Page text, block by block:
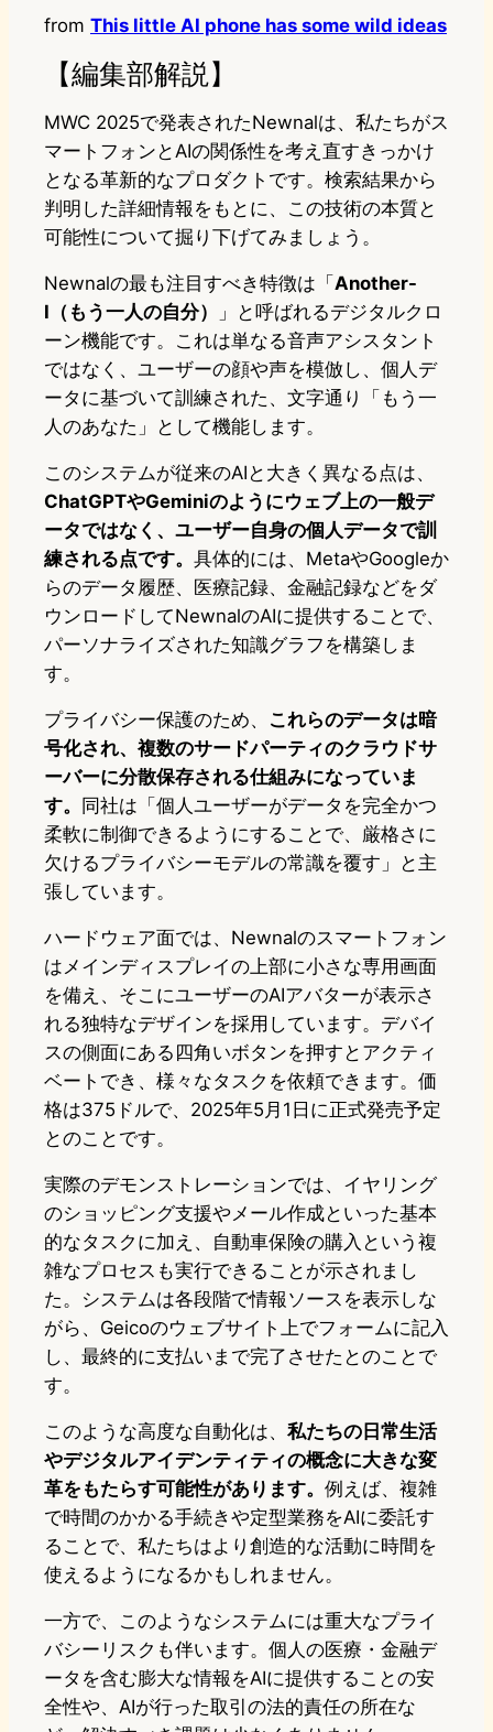
from This little AI phone has some wild ideas
【編集部解説】
MWC 2025で発表されたNewnalは、私たちがス
マートフォンとAIの関係性を考え直すきっかけ
となる革新的なプロダクトです。検索結果から
判明した詳細情報をもとに、この技術の本質と
可能性について掘り下げてみましょう。
Newnalの最も注目すべき特徴は「 Another-
I（もう一人の自分）
」と呼ばれるデジタルクロ
ーン機能です。これは単なる音声アシスタント
ではなく、ユーザーの顔や声を模倣し、個人デ
ータに基づいて訓練された、文字通り「もう一
人のあなた」として機能します。
このシステムが従来のAIと大きく異なる点は、
ChatGPTやGeminiのようにウェブ上の一般デ
ータではなく、ユーザー自身の個人データで訓
練される点です。 具体的には、MetaやGoogleか
らのデータ履歴、医療記録、金融記録などをダ
ウンロードしてNewnalのAIに提供することで、
パーソナライズされた知識グラフを構築しま
す。
プライバシー保護のため、 これらのデータは暗
号化され、複数のサードパーティのクラウドサ
ーバーに分散保存される仕組みになっていま
す。 同社は「個人ユーザーがデータを完全かつ
柔軟に制御できるようにすることで、厳格さに
欠けるプライバシーモデルの常識を覆す」と主
張しています。
ハードウェア面では、Newnalのスマートフォン
はメインディスプレイの上部に小さな専用画面
を備え、そこにユーザーのAIアバターが表示さ
れる独特なデザインを採用しています。デバイ
スの側面にある四角いボタンを押すとアクティ
ベートでき、様々なタスクを依頼できます。価
格は375ドルで、2025年5月1日に正式発売予定
とのことです。
実際のデモンストレーションでは、イヤリング
のショッピング支援やメール作成といった基本
的なタスクに加え、自動車保険の購入という複
雑なプロセスも実行できることが示されまし
た。システムは各段階で情報ソースを表示しな
がら、Geicoのウェブサイト上でフォームに記入
し、最終的に支払いまで完了させたとのことで
す。
このような高度な自動化は、 私たちの日常生活
やデジタルアイデンティティの概念に大きな変
革をもたらす可能性があります。 例えば、複雑
で時間のかかる手続きや定型業務をAIに委託す
ることで、私たちはより創造的な活動に時間を
使えるようになるかもしれません。
一方で、このようなシステムには重大なプライ
バシーリスクも伴います。個人の医療・金融デ
ータを含む膨大な情報をAIに提供することの安
全性や、AIが行った取引の法的責任の所在な